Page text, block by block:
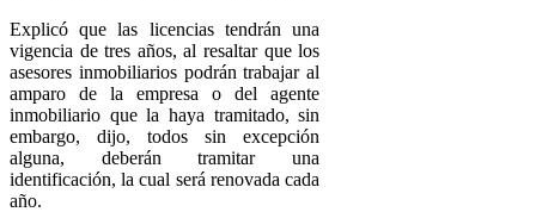
Explicó que las licencias tendrán una
vigencia de tres años, al resaltar que los
asesores inmobiliarios podrán trabajar al
amparo de la empresa o del agente
inmobiliario que la haya tramitado, sin
embargo, dijo, todos sin excepción
alguna, deberán tramitar una
identificación, la cual será renovada cada
año.